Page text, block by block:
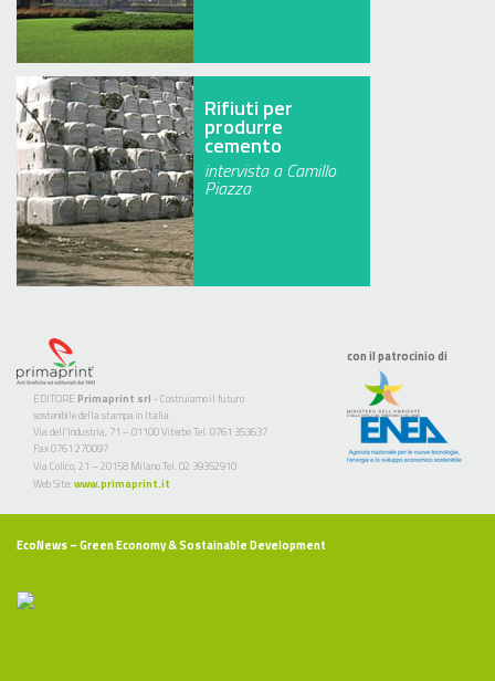
Rifiuti per
produrre
cemento
intervista a Camillo
Piazza
EDITORE Primaprint srl - Costruiamo il futuro
sostenibile della stampa in Italia
Via dell’Industria, 71 – 01100 Viterbo Tel. 0761 353637
Fax 0761 270097
Via Colico, 21 – 20158 Milano Tel. 02 39352910
Web Site: www.primaprint.it
con il patrocinio di
EcoNews– Green Economy & Sostainable Development